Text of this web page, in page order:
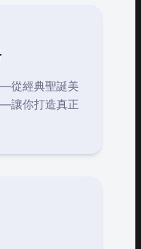
從經典聖誕美
讓你打造真正